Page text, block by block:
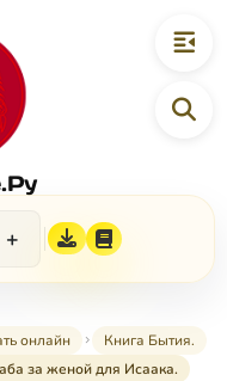
+
онлайн
Книга Бытия.
за женой для Исаака.